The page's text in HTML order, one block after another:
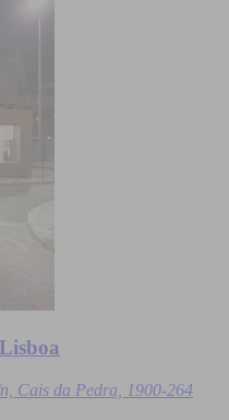
Cais da Pedra, 1900-264